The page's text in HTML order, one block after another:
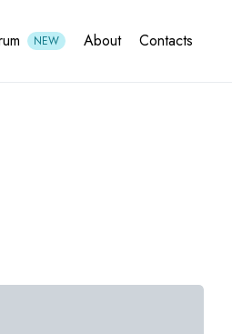
NEW About Contacts